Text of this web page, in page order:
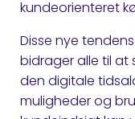
kundeorienteret
Disse nye
bidrager alle til at
den digitale
muligheder og